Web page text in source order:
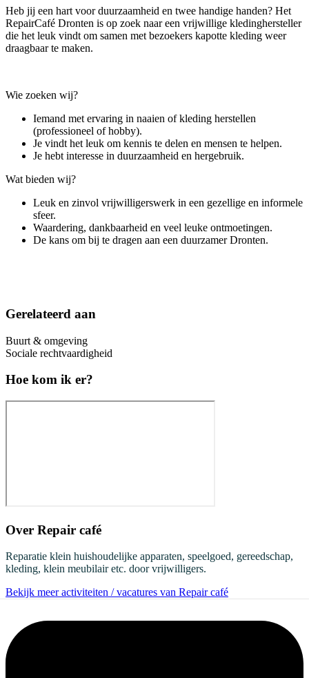
Heb jij een hart voor duurzaamheid en twee handige handen? Het
RepairCafé Dronten is op zoek naar een vrijwillige kledinghersteller
die het leuk vindt om samen met bezoekers kapotte kleding weer
draagbaar te maken.
Wie zoeken wij?
Iemand met ervaring in naaien of kleding herstellen
(professioneel of hobby).
Je vindt het leuk om kennis te delen en mensen te helpen.
Je hebt interesse in duurzaamheid en hergebruik.
Wat bieden wij?
Leuk en zinvol vrijwilligerswerk in een gezellige en informele
sfeer.
Waardering, dankbaarheid en veel leuke ontmoetingen.
De kans om bij te dragen aan een duurzamer Dronten.
Gerelateerd aan
Buurt & omgeving
Sociale rechtvaardigheid
Hoe kom ik er?
Over Repair café
Reparatie klein huishoudelijke apparaten, speelgoed, gereedschap,
kleding, klein meubilair etc. door vrijwilligers.
Bekijk meer activiteiten / vacatures van Repair café